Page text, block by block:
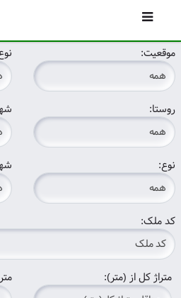
موقعیت:
روستا:
نوع:
کد ملک:
متراژ کل از (متر):